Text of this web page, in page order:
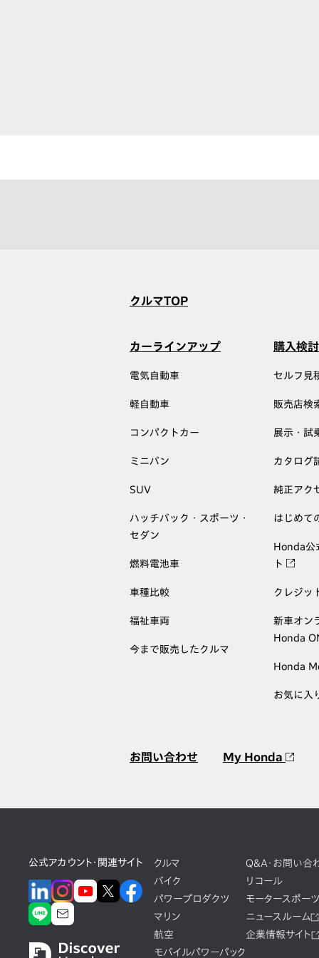
クルマTOP
カーラインアップ
電気自動車
軽自動車
コンパクトカー
ミニバン
SUV
ハッチバック・スポーツ・
セダン
燃料電池車
車種比較
福祉車両
今まで販売したクルマ
購入検
セルフ見
販売店検
展示・試
カタログ
純正アク
はじめて
Honda公
ト
クレジッ
新車オン
Honda
Honda
お気に入
お問い合わせ My Honda
公式アカウント・関連サイト
クルマ
バイク
パワープロダクツ
マリン
航空
モバイルパワーパック
Q&A・お問い合
リコール
モータースポーツ
ニュースルーム
企業情報サイト